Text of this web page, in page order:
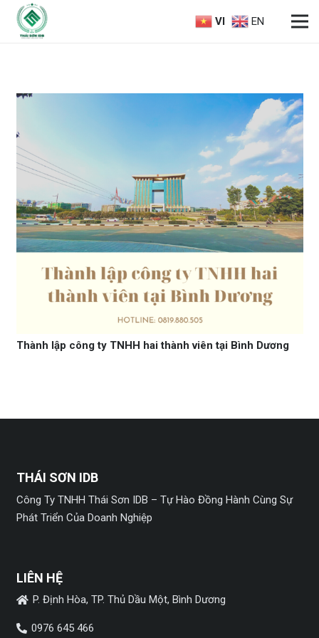
VI EN
Thành lập công ty TNHH hai thành viên tại Bình Dương
THÁI SƠN IDB
Công Ty TNHH Thái Sơn IDB – Tự Hào Đồng Hành Cùng Sự
Phát Triển Của Doanh Nghiệp
LIÊN HỆ
P. Định Hòa, TP. Thủ Dầu Một, Bình Dương
0976 645 466